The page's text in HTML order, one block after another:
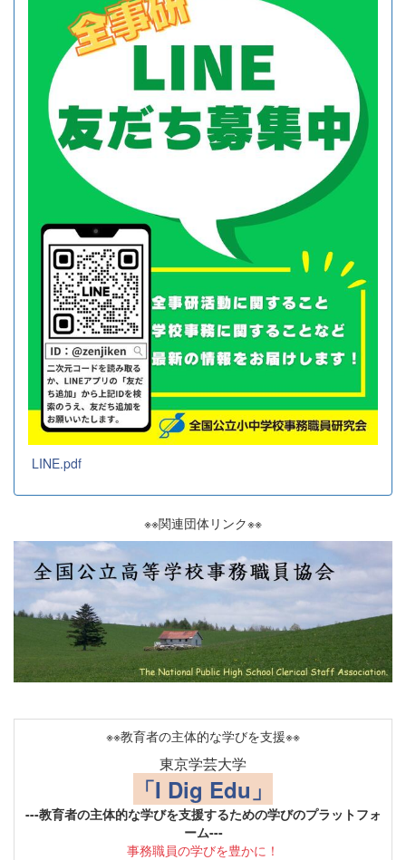
LINE.pdf
※※関連団体リンク※※
※※教育者の主体的な学びを支援※※
東京学芸大学
「I Dig Edu」
---教育者の主体的な学びを支援するための学びのプラットフォ
ーム---
事務職員の学びを豊かに！